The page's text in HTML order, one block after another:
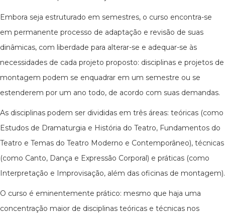
Embora seja estruturado em semestres, o curso encontra-se
em permanente processo de adaptação e revisão de suas
dinâmicas, com liberdade para alterar-se e adequar-se às
necessidades de cada projeto proposto: disciplinas e projetos de
montagem podem se enquadrar em um semestre ou se
estenderem por um ano todo, de acordo com suas demandas.
As disciplinas podem ser divididas em três áreas: teóricas (como
Estudos de Dramaturgia e História do Teatro, Fundamentos do
Teatro e Temas do Teatro Moderno e Contemporâneo), técnicas
(como Canto, Dança e Expressão Corporal) e práticas (como
Interpretação e Improvisação, além das oficinas de montagem).
O curso é eminentemente prático: mesmo que haja uma
concentração maior de disciplinas teóricas e técnicas nos